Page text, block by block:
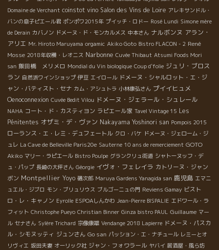
Domaine de Verchant coinstot vino Salon des Vins de Loire アレキサンドル・
バンの息子ピエール君 ポンポワ2015年 プイッチ・ロドー Rosé Lundi Simone mère
de Derain カバノン ドメーヌ・ド・モンカルメス 中本さん ナルボンヌ アラン・
アリエ Mr. Hiroto Maruyama orgamic Akiko Goto Bistro FLACON - 2 René
Mosse 2018年収穫・レオニス Narbonne Cuvée Thibaut Atsumi Foods Mori
san 飯田橋 メリメロ Mondial du Vin biologique Coup d'folie ジュリ・ブロス
ラン 自然派ワインショップ 伊豆 エイロール ドメーヌ・シャルロット・エ・ジ
ャン・バティスト・セナ カム・アシュトラ 小林康弘さん プイイヒュメ
Oenoconnexion Cuvée Bedit Vilou ドメーヌ・ジェラール・シュレール
NAHA コート・ド・カスティヨン ラピエール家 Tavel Vintage 15 Les
Pénitentes オザミ・デ・ヴァン Nakayama Yoshinori san Pompois 2015
ローランス・エ・レミ・デュフェートル クロ・バケ ドメーヌ・ジェローム・ジ
ュレ La Cave de Belleville Paris20e Sauterne 10 ans de remerciement GOTO
Akiko マリー・ラピエール Bistro Poulpe グランクリュ街道 シャトーヌッフ・デ
ュ・パップ 長崎の大坪さん Géorgie イヴォ・フェレイラ カトリーヌ・ジャン
ボン Montpellier Yoyo 磯次郎 Maruya Gardens Yanagida san 鹿児島 エマニ
ュエル・ジブロ モン・ブリュリウス ブルゴーニュの門 Reviens Gamay ビスト
ロ・レ・キャノン Eyrolle ESPOAしんかわ Jean-Pierre BISPALIE エドワール・ラ
フィット Christophe Pueyo Christian Binner Ginza bistro PAUL Guillaume マー
ル セナさん Sylère Trichard 宗像康雄 Vendange 2018 Lapierre ドメーヌ・パスカ
ル・シモヌッティ ジュンさん Go san パッション・エ・ナチュール レミーとオ
リヴィエ 坂田夫妻 オーリック社 ジャン・フォワラール ヤバイ 居酒屋・風ら坊